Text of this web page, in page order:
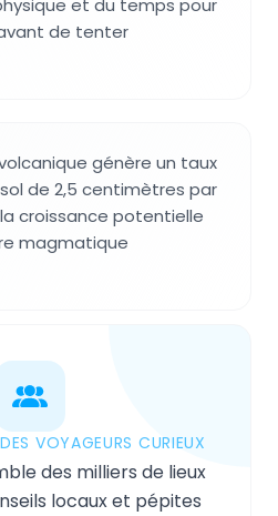
et du temps pour
de tenter
génère un taux
de 2,5 centimètres par
croissance potentielle
magmatique
VOYAGEURS CURIEUX
des milliers de lieux
locaux et pépites